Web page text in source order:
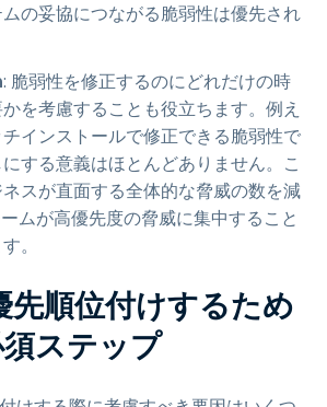
の妥協につながる脆弱性は優先され
: 脆弱性を修正するのにどれだけの時
を考慮することも役立ちます。例え
インストールで修正できる脆弱性で
する意義はほとんどありません。こ
スが直面する全体的な脅威の数を減
ムが高優先度の脅威に集中すること
。
先順位付けするため
ステップ